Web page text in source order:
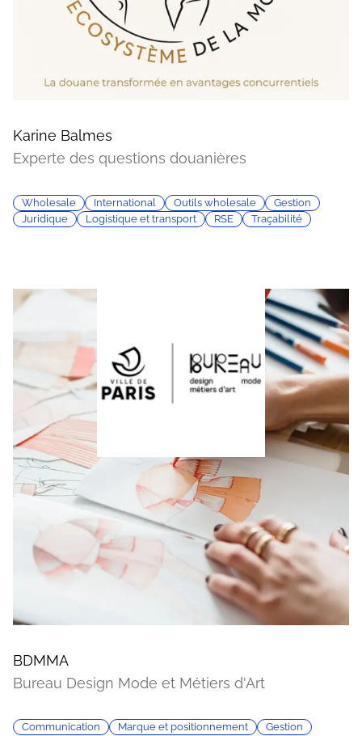
Karine Balmes
Experte des questions douanières
Wholesale International Outils wholesale
Gestion
Juridique
Logistique et transport RSE Traçabilité
BDMMA
Bureau Design Mode et Métiers d'Art
Communication Marque et positionnement
Gestion